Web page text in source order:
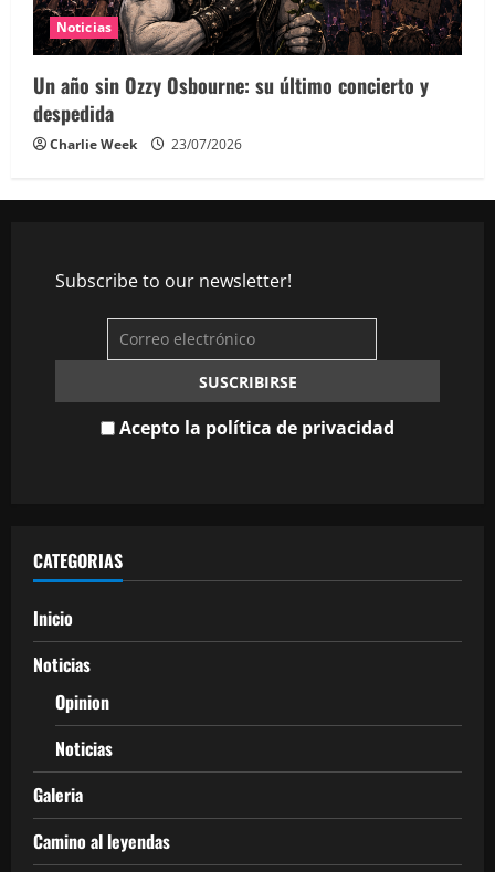
Noticias
Un año sin Ozzy Osbourne: su último concierto y
despedida
Charlie Week 23/07/2026
Subscribe to our newsletter!
Acepto la política de privacidad
CATEGORIAS
Inicio
Noticias
Opinion
Noticias
Galeria
Camino al leyendas